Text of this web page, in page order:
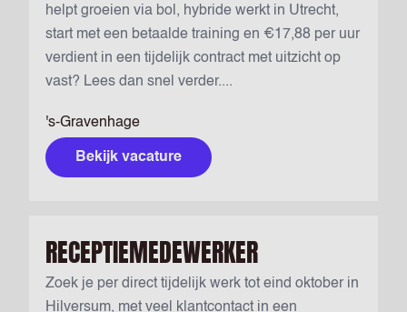
's-Gravenhage
helpt groeien via bol, hybride werkt in Utrecht,
start met een betaalde training en €17,88 per uur
verdient in een tijdelijk contract met uitzicht op
vast? Lees dan snel verder....
Bekijk vacature
RECEPTIEMEDEWERKER
Zoek je per direct tijdelijk werk tot eind oktober in
Hilversum, met veel klantcontact in een